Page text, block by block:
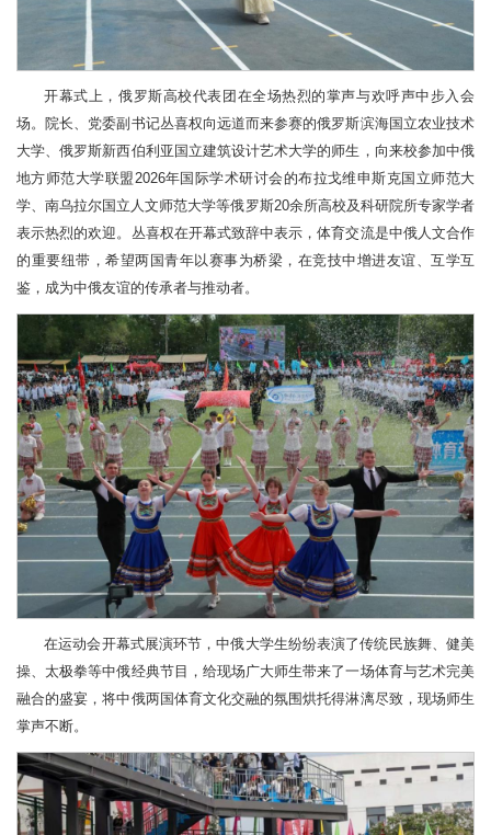
开幕式上，俄罗斯高校代表团在全场热烈的掌声与欢呼声中步入会
场。院长、党委副书记丛喜权向远道而来参赛的俄罗斯滨海国立农业技术
大学、俄罗斯新西伯利亚国立建筑设计艺术大学的师生，向来校参加中俄
地方师范大学联盟2026年国际学术研讨会的布拉戈维申斯克国立师范大
学、南乌拉尔国立人文师范大学等俄罗斯20余所高校及科研院所专家学者
表示热烈的欢迎。丛喜权在开幕式致辞中表示，体育交流是中俄人文合作
的重要纽带，希望两国青年以赛事为桥梁，在竞技中增进友谊、互学互
鉴，成为中俄友谊的传承者与推动者。
在运动会开幕式展演环节，中俄大学生纷纷表演了传统民族舞、健美
操、太极拳等中俄经典节目，给现场广大师生带来了一场体育与艺术完美
融合的盛宴，将中俄两国体育文化交融的氛围烘托得淋漓尽致，现场师生
掌声不断。